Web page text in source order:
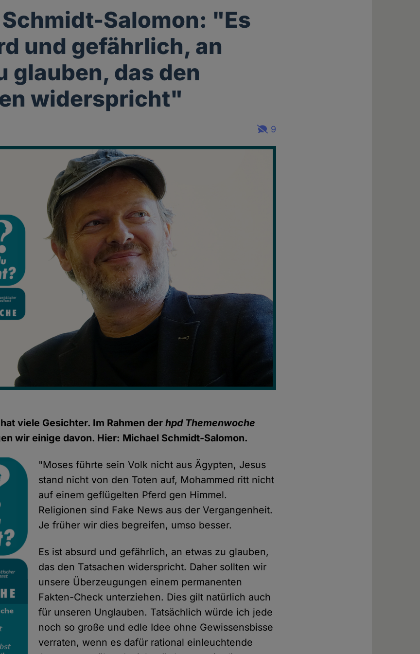
Salomon: "Es
und gefährlich, an
glauben, das den
widerspricht"
9
viele Gesichter. Im Rahmen derhpd Themenwoche
wir einige davon. Hier: Michael Schmidt-Salomon.
"Moses führte sein Volk nicht aus Ägypten, Jesus
stand nicht von den Toten auf, Mohammed ritt nicht
auf einem geflügelten Pferd gen Himmel.
Religionen sind Fake News aus der Vergangenheit.
Je früher wir dies begreifen, umso besser.
Es ist absurd und gefährlich, an etwas zu glauben,
das den Tatsachen widerspricht. Daher sollten wir
unsere Überzeugungen einem permanenten
Fakten-Check unterziehen. Dies gilt natürlich auch
für unseren Unglauben. Tatsächlich würde ich jede
noch so große und edle Idee ohne Gewissensbisse
verraten, wenn es dafür rational einleuchtende